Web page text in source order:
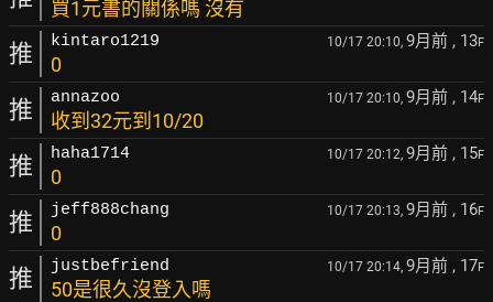
買1元書的關係嗎 沒有
推 kintaro1219 10/17 20:10, 9月前 , 13F
0
推 annazoo 10/17 20:10, 9月前 , 14F
收到32元到10/20
推 haha1714 10/17 20:12, 9月前 , 15F
0
推 jeff888chang 10/17 20:13, 9月前 , 16F
0
推 justbefriend 10/17 20:14, 9月前 , 17F
50是很久沒登入嗎